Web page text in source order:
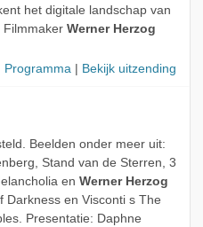
het digitale landschap van
Filmmaker Werner Herzog
Programma
Bekijk uitzending
Beelden onder meer uit:
Stand van de Sterren, 3
en Werner Herzog
Darkness en Visconti s The
Presentatie: Daphne